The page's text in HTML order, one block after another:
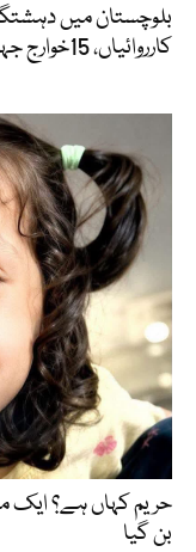
بلوچستان میں
کارروائیاں، 15خوارج جہنم واصل
حریم کہاں ہے؟ ایک
بن گیا